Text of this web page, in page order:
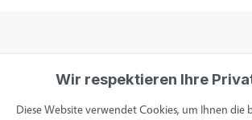
Informationen
Wir respektieren Ihre
Diese Website verwendet Cookies, um Ihnen die